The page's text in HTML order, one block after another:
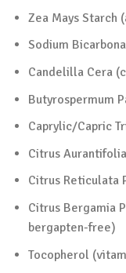
Zea Mays Starch
Sodium
Candelilla Cera
Butyrospermum
Caprylic/Capric
Citrus
Citrus Reticulata
Citrus Bergamia
bergapten-free)
Tocopherol